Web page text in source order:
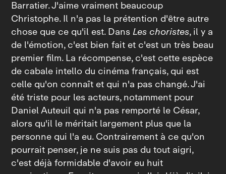
Barratier. J'aime vraiment beaucoup
Christophe. Il n'a pas la prétention d'être autre
chose que ce qu'il est. DansLes choristes, il y a
de l'émotion, c'est bien fait et c'est un très beau
premier film. La récompense, c'est cette espèce
de cabale intello du cinéma français, qui est
celle qu'on connaît et qui n'a pas changé. J'ai
été triste pour les acteurs, notamment pour
Daniel Auteuil qui n'a pas remporté le César,
alors qu'il le méritait largement plus que la
personne qui l'a eu. Contrairement à ce qu'on
pourrait penser, je ne suis pas du tout aigri,
c'est déjà formidable d'avoir eu huit